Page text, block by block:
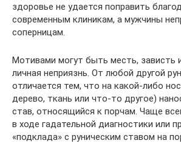
здоровье не удается поправить
современным клиникам, а мужчины
соперницам.
Мотивами могут быть месть, зависть
личная неприязнь. От любой другой
отличается тем, что на какой-либо
дерево, ткань или что-то другое)
став, относящийся к порчам. Чаще
в ходе гадательной диагностики или
«подклада» с руническим ставом на